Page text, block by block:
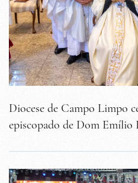
Diocese de Campo Limpo
episcopado de Dom Emílio